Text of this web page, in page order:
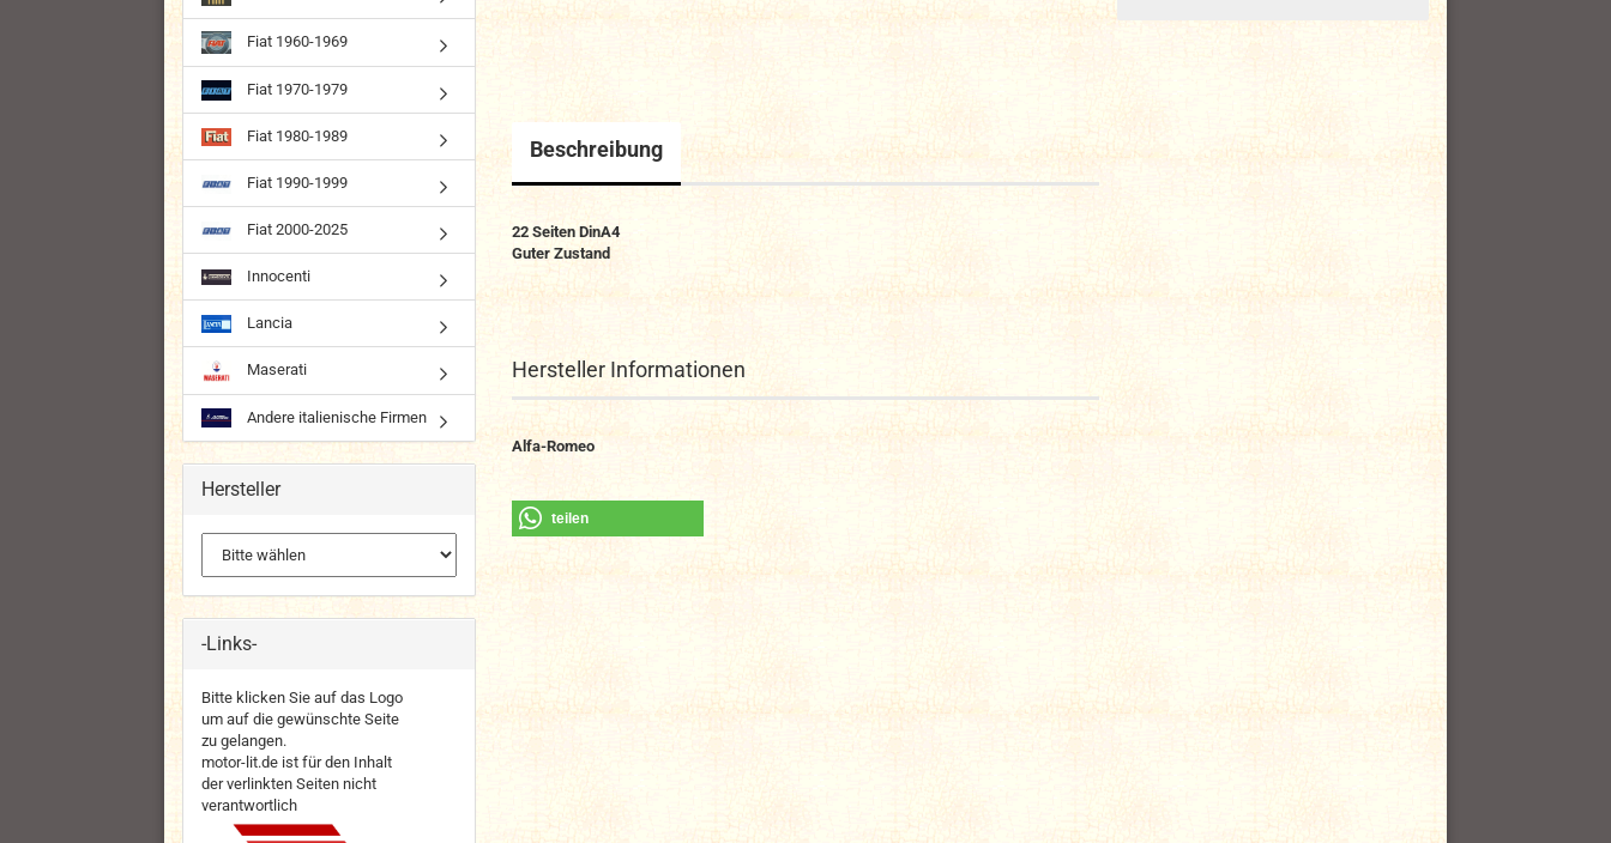
Beschreibung
22 Seiten DinA4
Guter Zustand
Hersteller Informationen
Alfa-Romeo
teilen
Fiat 1960-1969
Fiat 1970-1979
Fiat 1980-1989
Fiat 1990-1999
Fiat 2000-2025
Innocenti
Lancia
Maserati
Andere italienische Firmen
Hersteller
-Links-
Bitte klicken Sie auf das Logo
um auf die gewünschte Seite
zu gelangen.
motor-lit.de ist für den Inhalt
der verlinkten Seiten nicht
verantwortlich